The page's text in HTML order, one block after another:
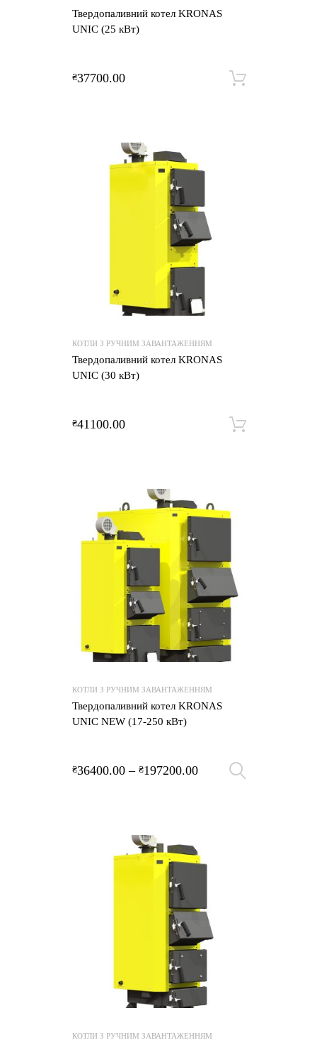
Твердопаливний котел KRONAS
UNIC (25 кВт)
₴37700.00
КОТЛИ З РУЧНИМ ЗАВАНТАЖЕННЯМ
Твердопаливний котел KRONAS
UNIC (30 кВт)
₴41100.00
КОТЛИ З РУЧНИМ ЗАВАНТАЖЕННЯМ
Твердопаливний котел KRONAS
UNIC NEW (17-250 кВт)
₴36400.00 – ₴197200.00
КОТЛИ З РУЧНИМ ЗАВАНТАЖЕННЯМ